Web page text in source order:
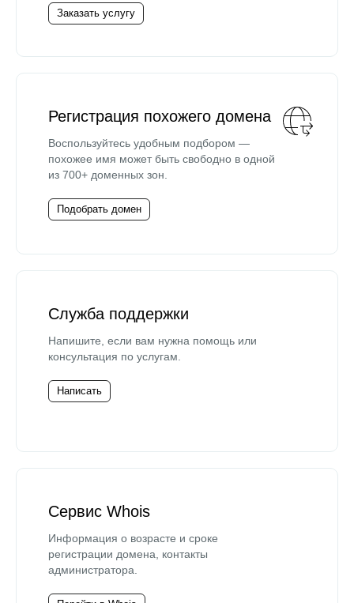
Заказать услугу
Регистрация похожего домена
Воспользуйтесь удобным подбором —
похожее имя может быть свободно в одной
из 700+ доменных зон.
Подобрать домен
Служба поддержки
Напишите, если вам нужна помощь или
консультация по услугам.
Написать
Сервис Whois
Информация о возрасте и сроке
регистрации домена, контакты
администратора.